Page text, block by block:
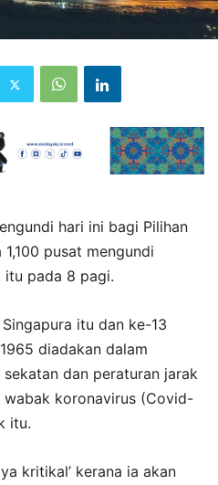
hari ini bagi Pilihan
pusat mengundi
itu pada 8 pagi.
itu dan ke-13
diadakan dalam
dan peraturan jarak
koronavirus (Covid-
itu.
kritikal’ kerana ia akan